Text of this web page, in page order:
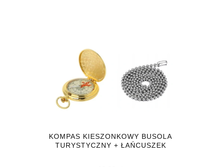
KOMPAS KIESZONKOWY BUSOLA
TURYSTYCZNY + ŁAŃCUSZEK